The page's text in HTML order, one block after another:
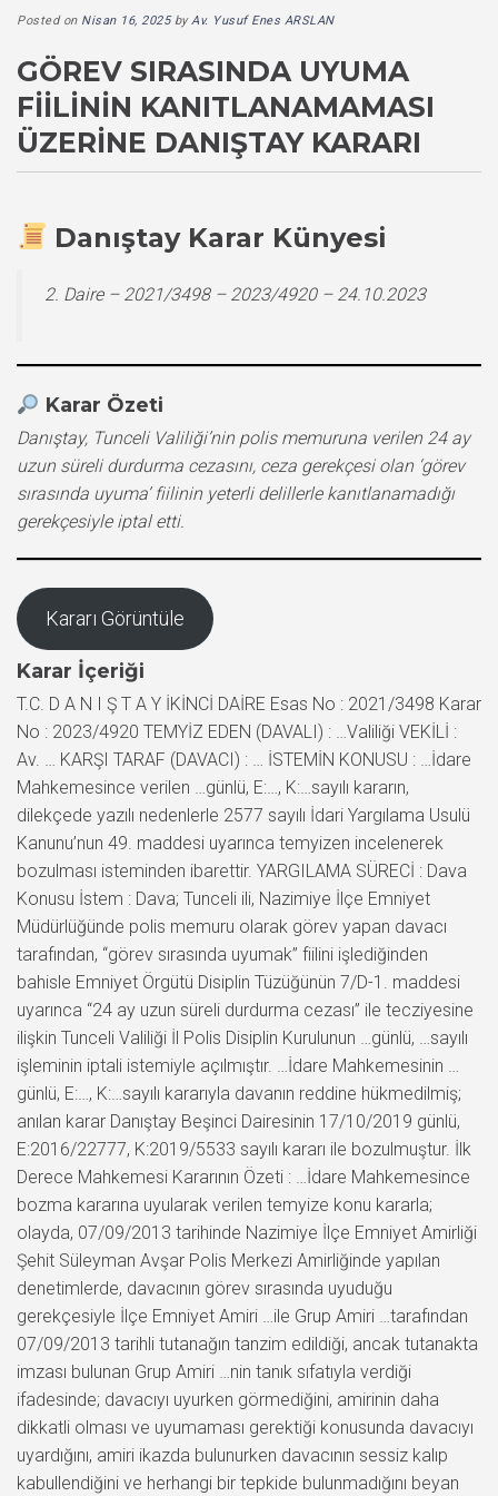
Posted on Nisan 16, 2025byAv. Yusuf Enes ARSLAN
GÖREV SIRASINDA UYUMA
FIILININ KANITLANAMAMASI
ÜZERINE DANIŞTAY KARARI
Danıştay Karar Künyesi
2. Daire – 2021/3498 – 2023/4920 – 24.10.2023
Karar Özeti
Danıştay, Tunceli Valiliği’nin polis memuruna verilen 24 ay
uzun süreli durdurma cezasını, ceza gerekçesi olan ‘görev
sırasında uyuma’ fiilinin yeterli delillerle kanıtlanamadığı
gerekçesiyle iptal etti.
Kararı Görüntüle
Karar İçeriği
T.C. D A N I Ş T A Y İKİNCİ DAİRE Esas No : 2021/3498 Karar
No : 2023/4920 TEMYİZ EDEN (DAVALI) : …Valiliği VEKİLİ :
Av. … KARŞI TARAF (DAVACI) : … İSTEMİN KONUSU : …İdare
Mahkemesince verilen …günlü, E:…, K:…sayılı kararın,
dilekçede yazılı nedenlerle 2577 sayılı İdari Yargılama Usulü
Kanunu’nun 49. maddesi uyarınca temyizen incelenerek
bozulması isteminden ibarettir. YARGILAMA SÜRECİ : Dava
Konusu İstem : Dava; Tunceli ili, Nazimiye İlçe Emniyet
Müdürlüğünde polis memuru olarak görev yapan davacı
tarafından, “görev sırasında uyumak” fiilini işlediğinden
bahisle Emniyet Örgütü Disiplin Tüzüğünün 7/D-1. maddesi
uyarınca “24 ay uzun süreli durdurma cezası” ile tecziyesine
ilişkin Tunceli Valiliği İl Polis Disiplin Kurulunun …günlü, …sayılı
işleminin iptali istemiyle açılmıştır. …İdare Mahkemesinin …
günlü, E:…, K:…sayılı kararıyla davanın reddine hükmedilmiş;
anılan karar Danıştay Beşinci Dairesinin 17/10/2019 günlü,
E:2016/22777, K:2019/5533 sayılı kararı ile bozulmuştur. İlk
Derece Mahkemesi Kararının Özeti : …İdare Mahkemesince
bozma kararına uyularak verilen temyize konu kararla;
olayda, 07/09/2013 tarihinde Nazimiye İlçe Emniyet Amirliği
Şehit Süleyman Avşar Polis Merkezi Amirliğinde yapılan
denetimlerde, davacının görev sırasında uyuduğu
gerekçesiyle İlçe Emniyet Amiri …ile Grup Amiri …tarafından
07/09/2013 tarihli tutanağın tanzim edildiği, ancak tutanakta
imzası bulunan Grup Amiri …nin tanık sıfatıyla verdiği
ifadesinde; davacıyı uyurken görmediğini, amirinin daha
dikkatli olması ve uyumaması gerektiği konusunda davacıyı
uyardığını, amiri ikazda bulunurken davacının sessiz kalıp
kabullendiğini ve herhangi bir tepkide bulunmadığını beyan